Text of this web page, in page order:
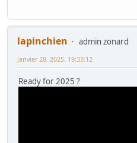
lapinchien
admin zonard
Janvier 28, 2025, 19:33:12
Ready for 2025 ?